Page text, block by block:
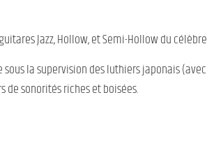
Jazz, Hollow, et Semi-Hollow du
la supervision des luthiers japonais
sonorités riches et boisées.